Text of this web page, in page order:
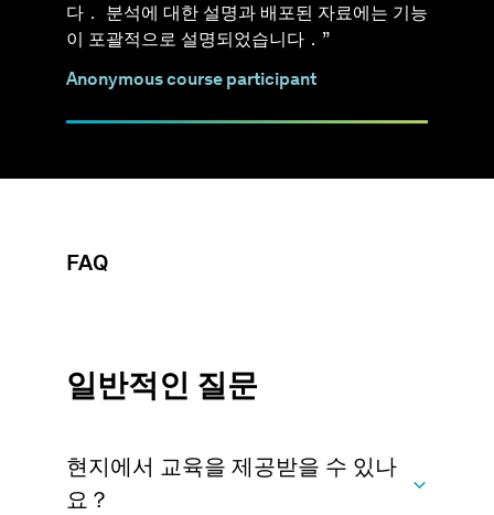
다． 분석에 대한 설명과 배포된 자료에는 기능
이 포괄적으로 설명되었습니다．”
Anonymous course participant
FAQ
일반적인 질문
현지에서 교육을 제공받을 수 있나
요？